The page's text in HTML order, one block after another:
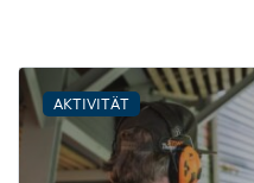
AKTIVITÄT